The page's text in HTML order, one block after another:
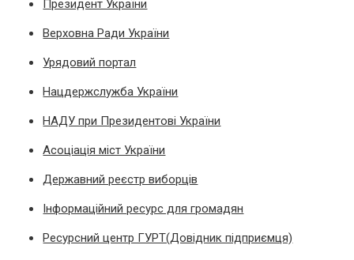
Президент України
Верховна Ради України
Урядовий портал
Нацдержслужба України
НАДУ при Президентові України
Асоціація міст України
Державний реєстр виборців
Інформаційний ресурс для громадян
Ресурсний центр ГУРТ(Довідник підприємця)